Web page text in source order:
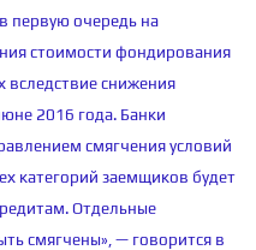
первую очередь на
стоимости фондирования
вследствие сниже­ния
2016 года. Банки
смягчения условий
категорий заемщиков будет
Отдельные
смягчены», — говорится в